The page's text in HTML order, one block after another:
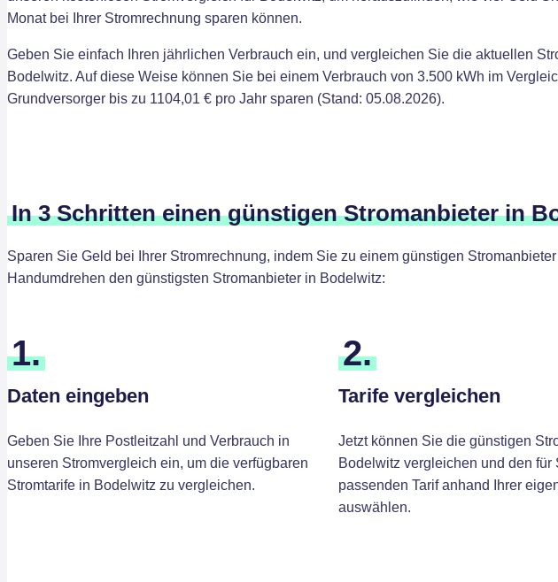
Monat bei Ihrer Stromrechnung sparen können.
Geben Sie einfach Ihren jährlichen Verbrauch ein, und vergleichen Sie die aktuellen
Bodelwitz. Auf diese Weise können Sie bei einem Verbrauch von 3.500 kWh im
Grundversorger bis zu 1104,01 € pro Jahr sparen (Stand: 05.08.2026).
In 3 Schritten einen günstigen Stromanbieter in
Sparen Sie Geld bei Ihrer Stromrechnung, indem Sie zu einem günstigen
Handumdrehen den günstigsten Stromanbieter in Bodelwitz:
1.
Daten eingeben
Geben Sie Ihre Postleitzahl und Verbrauch in
unseren Stromvergleich ein, um die verfügbaren
Stromtarife in Bodelwitz zu vergleichen.
2.
Tarife vergleichen
Jetzt können Sie die günstigen
Bodelwitz vergleichen und den für
passenden Tarif anhand Ihrer
auswählen.